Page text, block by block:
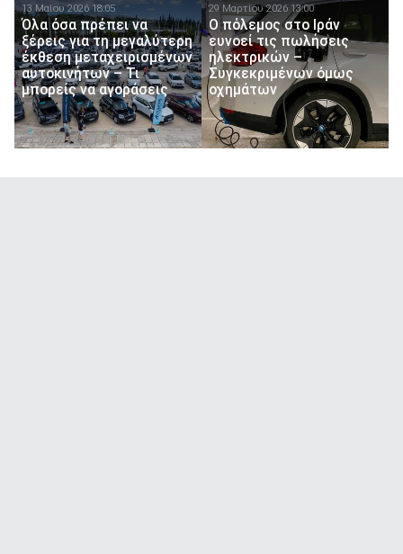
13 Μαίου 2026 18:05
Όλα όσα πρέπει να
ξέρεις για τη μεγαλύτερη
έκθεση μεταχειρισμένων
αυτοκινήτων – Τι
μπορείς να αγοράσεις
29 Μαρτίου 2026 13:00
Ο πόλεμος στο Ιράν
ευνοεί τις πωλήσεις
ηλεκτρικών –
Συγκεκριμένων όμως
οχημάτων